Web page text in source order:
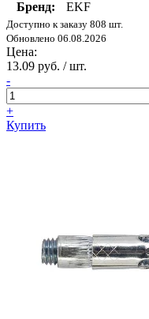
Бренд:
EKF
Доступно к заказу 808 шт.
Обновлено 06.08.2026
Цена:
13.09 руб. / шт.
-
+
Купить